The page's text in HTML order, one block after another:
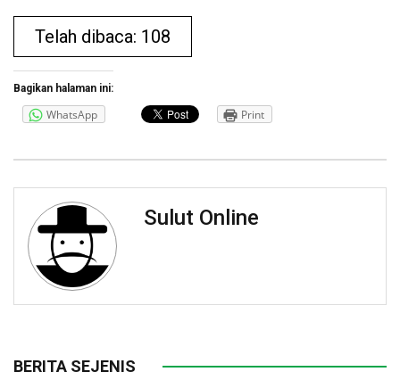
Telah dibaca: 108
Bagikan halaman ini:
WhatsApp Print
Sulut Online
BERITA SEJENIS